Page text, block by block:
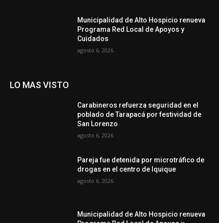
Municipalidad de Alto Hospicio renueva
Programa Red Local de Apoyos y
Cuidados
agosto 6, 2026
LO MAS VISTO
Carabineros refuerza seguridad en el
poblado de Tarapacá por festividad de
San Lorenzo
agosto 6, 2026
Pareja fue detenida por microtráfico de
drogas en el centro de Iquique
agosto 6, 2026
Municipalidad de Alto Hospicio renueva